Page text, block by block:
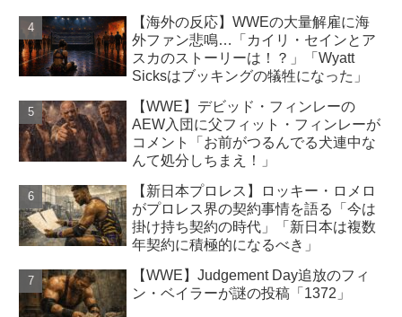
【海外の反応】WWEの大量解雇に海
外ファン悲鳴…「カイリ・セインとア
スカのストーリーは！？」「Wyatt
Sicksはブッキングの犠牲になった」
【WWE】デビッド・フィンレーの
AEW入団に父フィット・フィンレーが
コメント「お前がつるんでる犬連中な
んて処分しちまえ！」
【新日本プロレス】ロッキー・ロメロ
がプロレス界の契約事情を語る「今は
掛け持ち契約の時代」「新日本は複数
年契約に積極的になるべき」
【WWE】Judgement Day追放のフィ
ン・ベイラーが謎の投稿「1372」